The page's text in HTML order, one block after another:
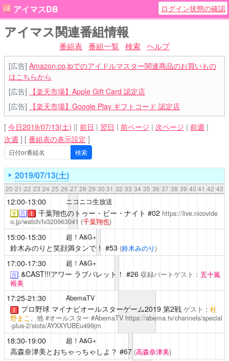
アイマスDB ログイン状態の確認
アイマス関連番組情報
番組表 番組一覧 検索 ヘルプ
[広告] Amazon.co.jpでのアイドルマスター関連商品のお買いもの
はこちらから
[広告]
【楽天市場】Apple Gift Card 認定店
[広告]
【楽天市場】Google Play ギフトコード 認定店
[ 今日2019/07/13(土) || 前日 | 翌日 | 前ページ | 次ページ | 前週 |
次週 ] [ 番組表の表示設定 ]
2019/07/13(土)
20 21 22 23 24 25 26 27 28 29 30 31 32 33 34 35 36 37 38 39 40 41 42 43
12:00-13:00 ニコニコ生放送
￥ 再 ！ 千葉翔也のトゥー・ビー・ナイト #02 https://live.nicovide
o.jp/watch/lv320963041 (千葉翔也)
15:00-15:30 超！A&G+
鈴木みのりと笑顔満タンで！ #53 (鈴木みのり)
17:00-17:30 超！A&G+
再 &CAST!!!アワー ラブパレット！ #26 収録パートゲスト： 五十嵐
裕美
17:25-21:30 AbemaTV
！ プロ野球 マイナビオールスターゲーム2019 第2戦 ゲスト： 杜
野まこ、他 #オールスター #AbemaTV https://abema.tv/channels/special
-plus-2/slots/AYXXYUBEu499jm
18:30-19:00 超！A&G+
高森奈津美とおちゃっちゃしよ？ #67 (高森奈津美)